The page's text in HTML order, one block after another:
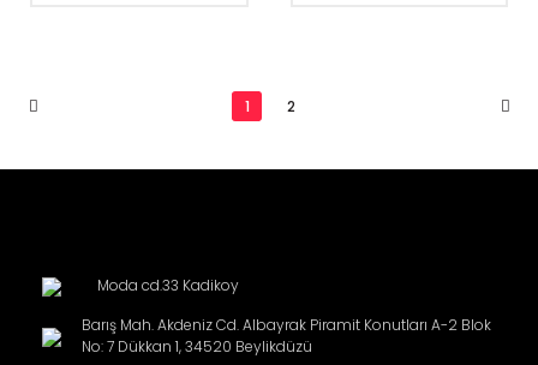
1 2
Moda cd.33 Kadikoy
Barış Mah. Akdeniz Cd. Albayrak Piramit Konutları A-2 Blok
No: 7 Dükkan 1, 34520 Beylikdüzü